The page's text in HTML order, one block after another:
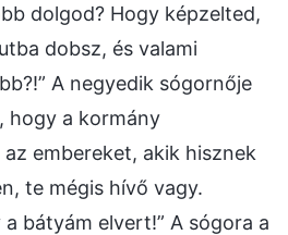
dolgod? Hogy képzelted,
dobsz, és valami
A negyedik sógornője
hogy a kormány
embereket, akik hisznek
te mégis hívő vagy.
bátyám elvert!” A sógora a